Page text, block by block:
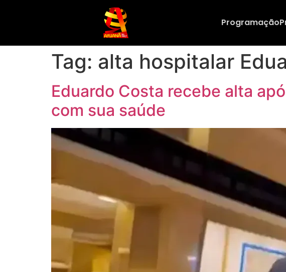
Programação
Tag: alta hospitalar
Eduardo Costa recebe alta
com sua saúde